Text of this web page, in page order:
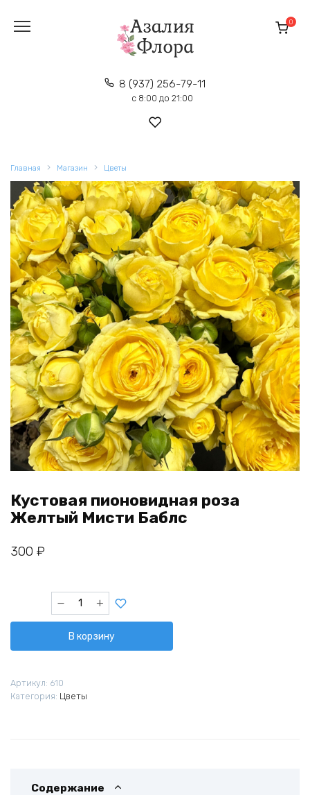
содержанию
8 (937) 256-79-11
с 8:00 до 21:00
0
Главная Магазин Цветы
Кустовая пионовидная роза
Желтый Мисти Баблс
300 ₽
Количество
товара
пионовидная
Мисти
Баблс
В корзину
Артикул: 610
Категория: Цветы
Содержание